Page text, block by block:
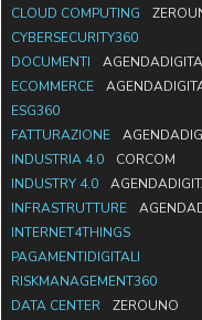
CLOUD COMPUTING
CYBERSECURITY360
DOCUMENTI
ECOMMERCE
ESG360
FATTURAZIONE
INDUSTRIA 4.0
CORCOM
INDUSTRY 4.0
INFRASTRUTTURE
INTERNET4THINGS
PAGAMENTIDIGITALI
RISKMANAGEMENT360
DATA CENTER
ZEROUNO